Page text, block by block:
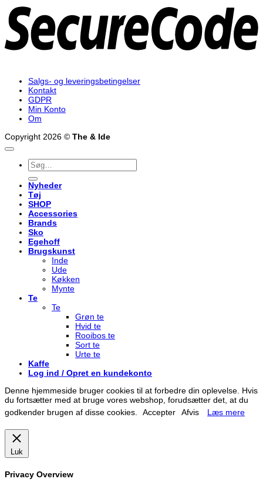
Salgs- og leveringsbetingelser
Kontakt
GDPR
Min Konto
Om
Copyright 2026 © The & Ide
Søg
efter:
Nyheder
Tøj
SHOP
Accessories
Brands
Sko
Egehoff
Brugskunst
Inde
Ude
Køkken
Mynte
Te
Te
Grøn te
Hvid te
Rooibos te
Sort te
Urte te
Kaffe
Log ind / Opret en kundekonto
Denne hjemmeside bruger cookies til at forbedre din oplevelse. Hvis
du fortsætter med at bruge vores webshop, forudsætter det, at du
godkender brugen af disse cookies.
Accepter Afvis Læs mere
Luk
Privacy Overview